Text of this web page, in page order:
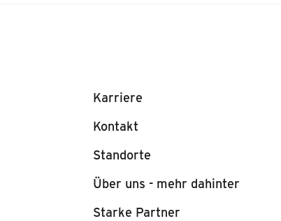
Karriere
Kontakt
Standorte
Über uns - mehr dahinter
Starke Partner